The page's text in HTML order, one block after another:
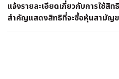
แจ้งรายละเอียดเกี่ยวกับการใช้สิ
สำคัญแสดงสิทธิที่จะซื้อหุ้นสามัญข